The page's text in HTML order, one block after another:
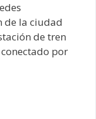
de la ciudad
de tren
por